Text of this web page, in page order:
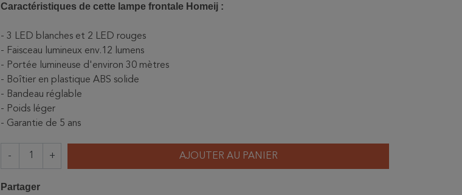
Caractéristiques de cette lampe frontale Homeij :
- 3 LED blanches et 2 LED rouges
- Faisceau lumineux env.12 lumens
- Portée lumineuse d'environ 30 mètres
- Boîtier en plastique ABS solide
- Bandeau réglable
- Poids léger
- Garantie de 5 ans
- + AJOUTER AU PANIER
Partager